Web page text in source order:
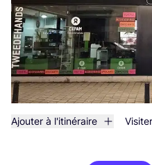
Ajouter à l'itinéraire